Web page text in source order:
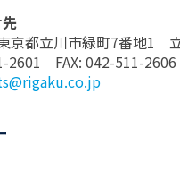
京都立川市緑町7番地1
2601 FAX: 042-511-2606